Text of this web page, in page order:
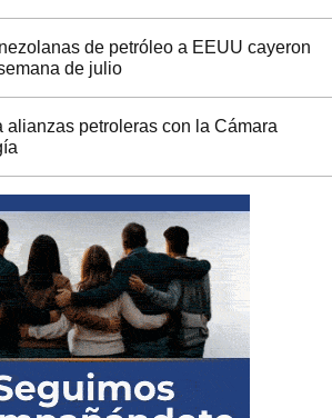
de petróleo a EEUU cayeron
de julio
alianzas petroleras con la Cámara